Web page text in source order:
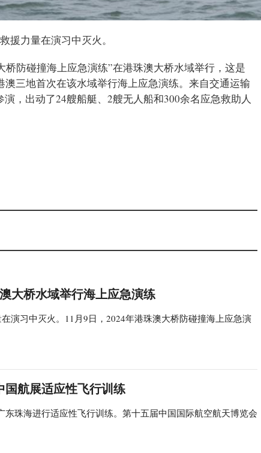
援力量在演习中灭火。
桥防碰撞海上应急演练”在港珠澳大桥水域举行，这是
澳三地首次在该水域举行海上应急演练。来自交通运输
，出动了24艘船艇、2艘无人船和300余名应急救助人
大桥水域举行海上应急演练
演习中灭火。11月9日，2024年港珠澳大桥防碰撞海上应急演
航展适应性飞行训练
东珠海进行适应性飞行训练。第十五届中国国际航空航天博览会